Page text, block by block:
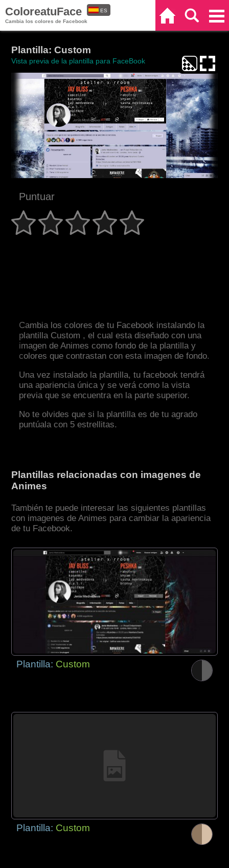
ColoreatuFace
Cambia los colores de Facebook
ES
Plantilla: Custom
Vista previa de la plantilla para FaceBook
Puntuar
Cambia los colores de tu Facebook instalando la
plantilla Custom , el cual esta diseñado con una
imagen de Animes como fondo de la plantilla y
colores que contrastan con esta imagen de fondo.
Una vez instalado la plantilla, tu facebook tendrá
una apariencia única y se verá como la vista
previa que se encuentra en la parte superior.
No te olvides que si la plantilla es de tu agrado
puntúala con 5 estrellitas.
Plantillas relacionadas con imagenes de
Animes
También te puede interesar las siguientes plantillas
con imagenes de Animes para cambiar la apariencia
de tu Facebook.
Plantilla: Custom
Plantilla: Custom